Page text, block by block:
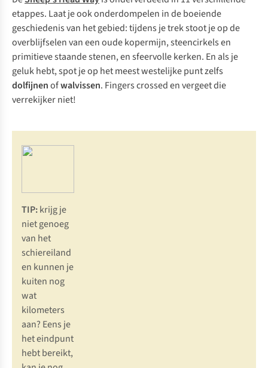
etappes. Laat je ook onderdompelen in de boeiende
geschiedenis van het gebied: tijdens je trek stoot je op de
overblijfselen van een oude kopermijn, steencirkels en
primitieve staande stenen, en sfeervolle kerken. En als je
geluk hebt, spot je op het meest westelijke punt zelfs
dolfijnenofwalvissen. Fingers crossed en vergeet die
verrekijker niet!
TIP:krijg je
niet genoeg
van het
schiereiland
en kunnen je
kuiten nog
wat
kilometers
aan? Eens je
het eindpunt
hebt bereikt,